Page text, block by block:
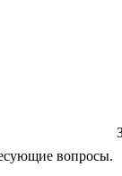
вопросы.